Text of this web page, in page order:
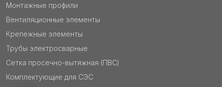
Монтажные профили
Вентиляционные элементы
Крепежные элементы
Трубы электросварные
Сетка просечно-вытяжная (ПВС)
Комплектующие для СЭС